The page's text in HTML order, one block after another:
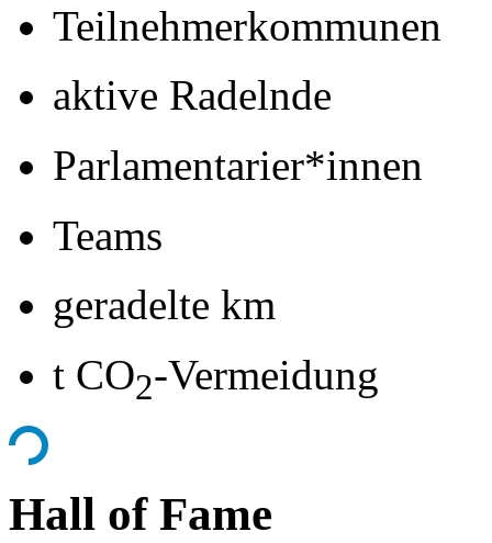
Teilnehmerkommunen
aktive Radelnde
Parlamentarier*innen
Teams
geradelte km
t CO2-Vermeidung
Hall of Fame